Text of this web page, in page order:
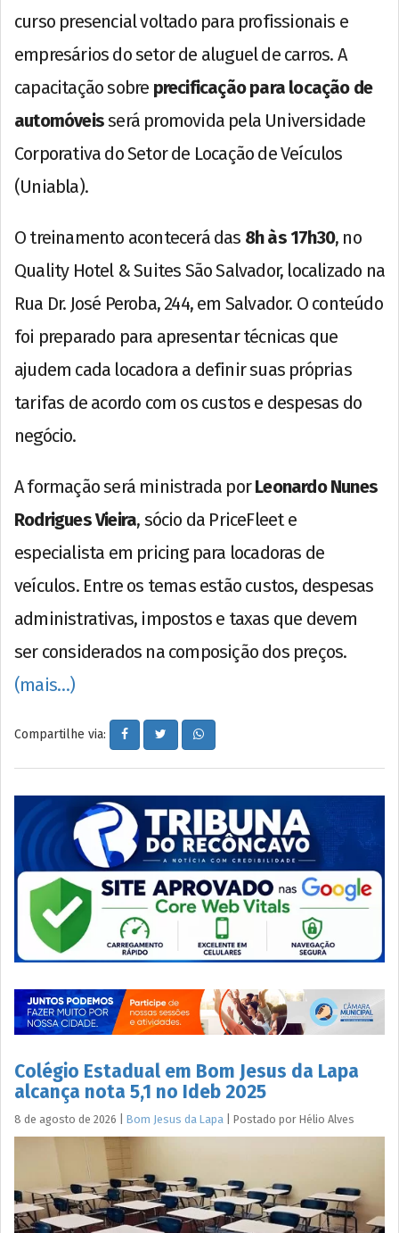
curso presencial voltado para profissionais e
empresários do setor de aluguel de carros. A
capacitação sobre precificação para locação de
automóveisserá promovida pela Universidade
Corporativa do Setor de Locação de Veículos
(Uniabla).
O treinamento acontecerá das 8h às 17h30, no
Quality Hotel & Suites São Salvador, localizado na
Rua Dr. José Peroba, 244, em Salvador. O conteúdo
foi preparado para apresentar técnicas que
ajudem cada locadora a definir suas próprias
tarifas de acordo com os custos e despesas do
negócio.
A formação será ministrada porLeonardo Nunes
Rodrigues Vieira, sócio da PriceFleet e
especialista em pricing para locadoras de
veículos. Entre os temas estão custos, despesas
administrativas, impostos e taxas que devem
ser considerados na composição dos preços.
(mais…)
Compartilhe via:
Colégio Estadual em Bom Jesus da Lapa
alcança nota 5,1 no Ideb 2025
8 de agosto de 2026 Bom Jesus da Lapa Postado por Hélio Alves